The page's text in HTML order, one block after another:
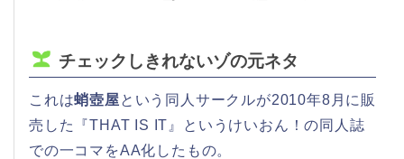
チェックしきれないゾの元ネタ
これは蛸壺屋という同人サークルが2010年8月に販
売した『THAT IS IT』というけいおん！の同人誌
での一コマをAA化したもの。